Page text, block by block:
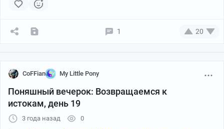
1 20
CoFFian My Little Pony
Поняшный вечерок: Возвращаемся к
истокам, день 19
3 года назад 0